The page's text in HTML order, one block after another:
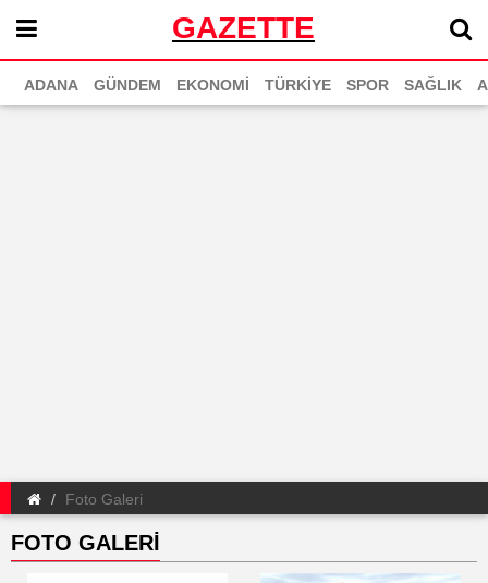
GAZETTE
ADANA GÜNDEM EKONOMİ TÜRKİYE SPOR SAĞLIK
Foto Galeri
FOTO GALERİ